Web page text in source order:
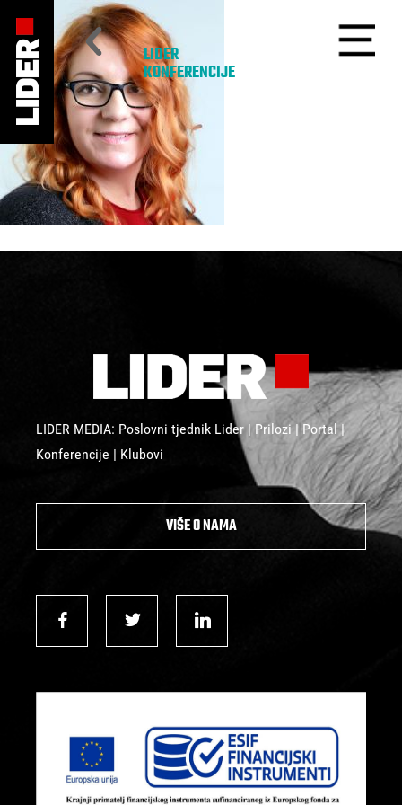
LIDER
KONFERENCIJE
LIDER MEDIA: Poslovni tjednik Lider | Prilozi | Portal |
Konferencije | Klubovi
VIŠE O NAMA